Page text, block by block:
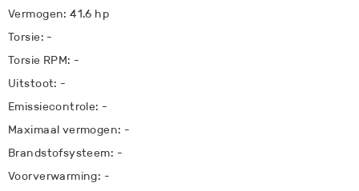
Vermogen: 41.6 hp
Torsie: -
Torsie RPM: -
Uitstoot: -
Emissiecontrole: -
Maximaal vermogen: -
Brandstofsysteem: -
Voorverwarming: -